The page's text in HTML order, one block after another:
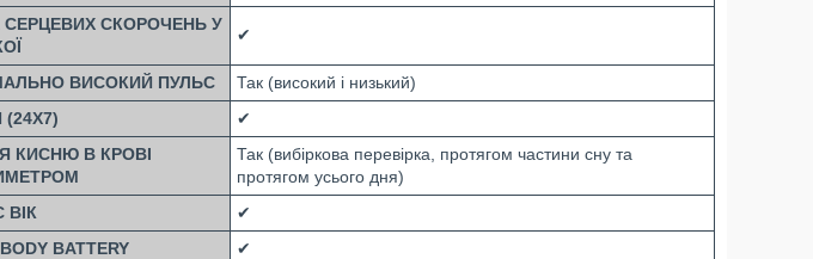
СКОРОЧЕНЬ У
✔
ВИСОКИЙ ПУЛЬС
Так (високий і низький)
✔
КИСНЮ В КРОВІ
Так (вибіркова перевірка, протягом частини сну та
протягом усього дня)
ВІК
✔
BATTERY
✔